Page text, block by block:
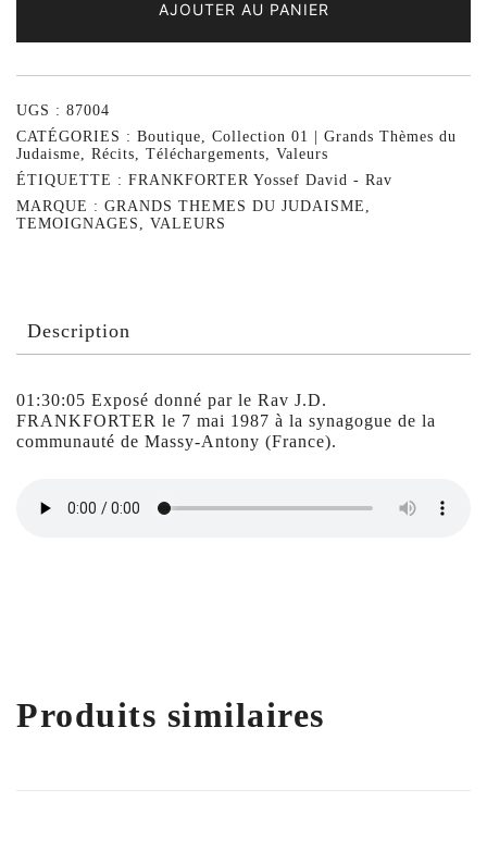
AJOUTER AU PANIER
UGS : 87004
CATÉGORIES : Boutique, Collection 01 | Grands Thèmes du
Judaisme, Récits, Téléchargements, Valeurs
ÉTIQUETTE : FRANKFORTER Yossef David - Rav
MARQUE : GRANDS THEMES DU JUDAISME ,
TEMOIGNAGES , VALEURS
Description
01:30:05 Exposé donné par le Rav J.D.
FRANKFORTER le 7 mai 1987 à la synagogue de la
communauté de Massy-Antony (France).
Produits similaires